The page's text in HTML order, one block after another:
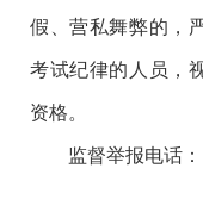
假、营私舞弊的，
考试纪律的人员，
资格。
监督举报电话